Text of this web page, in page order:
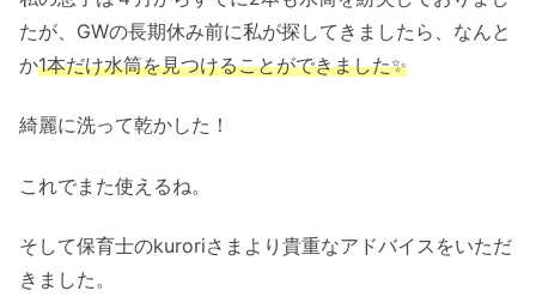
たが、GWの長期休み前に私が探してきましたら、なんと
か1本だけ水筒を見つけることができました✨
綺麗に洗って乾かした！
これでまた使えるね。
そして保育士のkuroriさまより貴重なアドバイスをいただ
きました。